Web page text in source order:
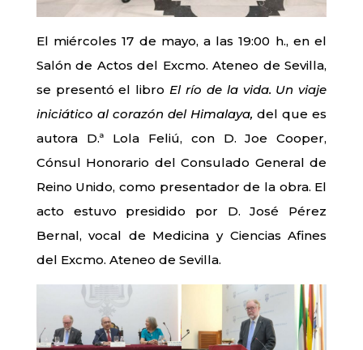
El miércoles 17 de mayo, a las 19:00 h., en el
Salón de Actos del Excmo. Ateneo de Sevilla,
se presentó el libro El río de la vida. Un viaje
iniciático al corazón del Himalaya,del que es
autora D.ª Lola Feliú, con D. Joe Cooper,
Cónsul Honorario del Consulado General de
Reino Unido, como presentador de la obra. El
acto estuvo presidido por D. José Pérez
Bernal, vocal de Medicina y Ciencias Afines
del Excmo. Ateneo de Sevilla.